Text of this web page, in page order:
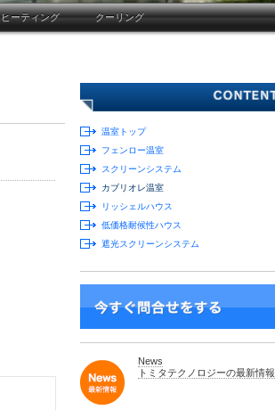
ヒーティング クーリング
温室トップ
フェンロー温室
スクリーンシステム
カブリオレ温室
リッシェルハウス
低価格耐候性ハウス
遮光スクリーンシステム
News
トミタテクノロジーの最新情報